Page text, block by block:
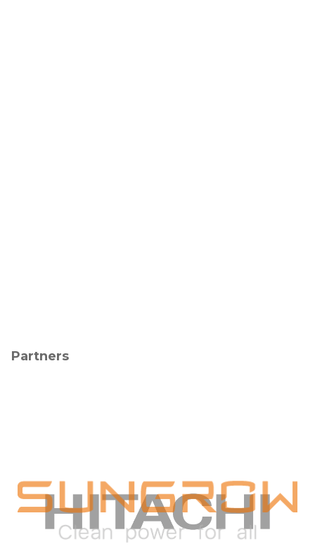
Partners